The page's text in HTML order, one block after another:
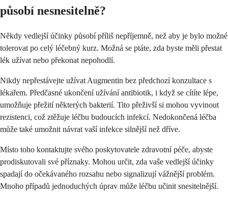
působí nesnesitelně?
Někdy vedlejší účinky působí příliš nepříjemně, než aby je bylo možné
tolerovat po celý léčebný kurz. Možná se ptáte, zda byste měli přestat
lék užívat nebo překonat nepohodlí.
Nikdy nepřestávejte užívat Augmentin bez předchozí konzultace s
lékařem. Předčasné ukončení užívání antibiotik, i když se cítíte lépe,
umožňuje přežití některých bakterií. Tito přeživší si mohou vyvinout
rezistenci, což ztěžuje léčbu budoucích infekcí. Nedokončená léčba
může také umožnit návrat vaší infekce silnější než dříve.
Místo toho kontaktujte svého poskytovatele zdravotní péče, abyste
prodiskutovali své příznaky. Mohou určit, zda vaše vedlejší účinky
spadají do očekávaného rozsahu nebo signalizují vážnější problém.
Mnoho případů jednoduchých úprav může léčbu učinit snesitelnější.